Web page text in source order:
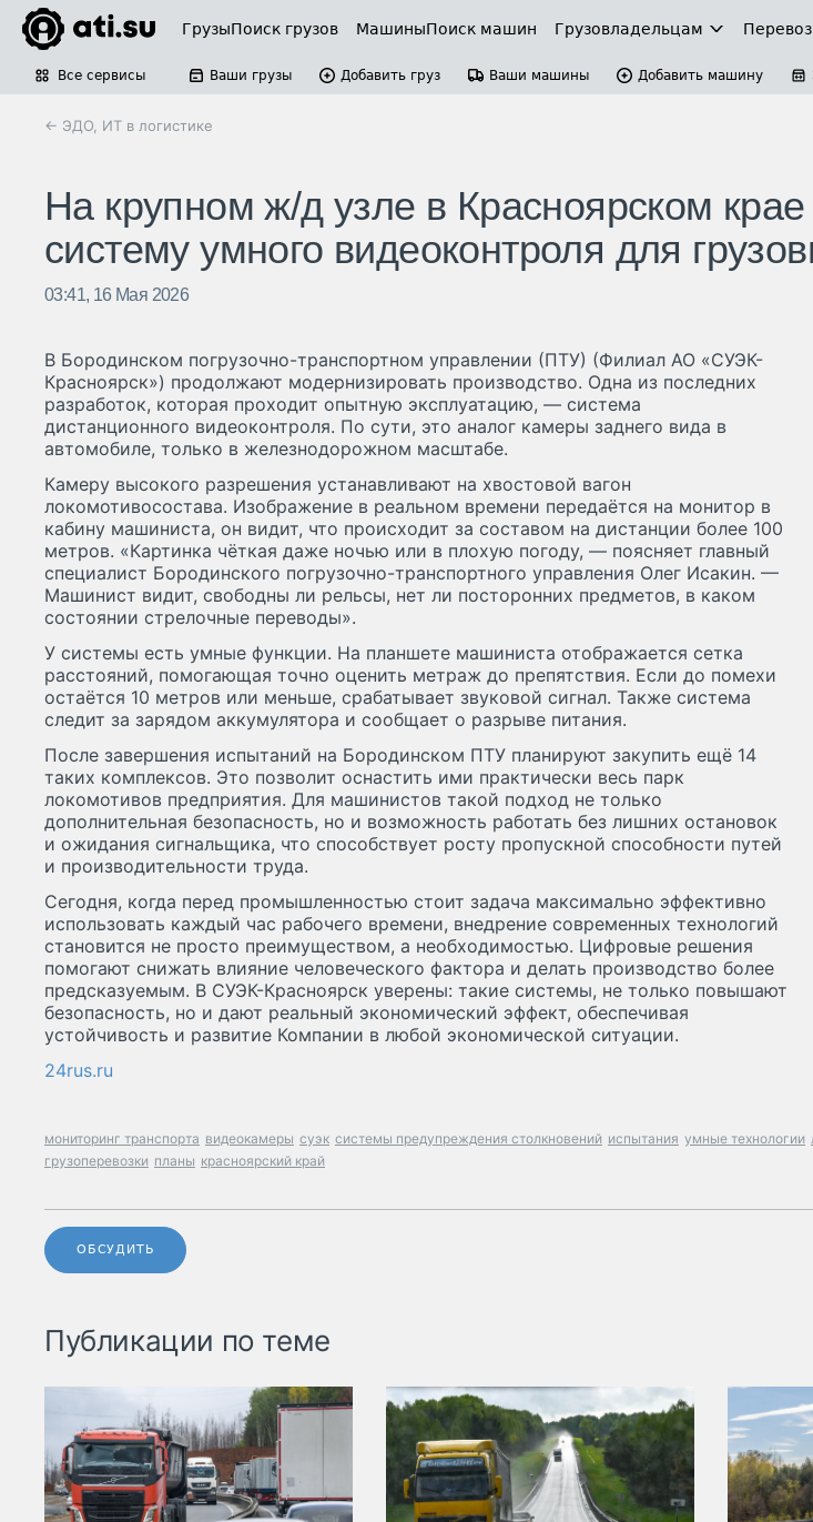
ГрузыПоиск грузов МашиныПоиск машин Грузовладельцам
Все сервисы Ваши грузы Добавить груз Ваши машины Добавить машину
← ЭДО, ИТ в логистике
На крупном ж/д узле в Красноярском крае
систему умного видеоконтроля для
03:41, 16 Мая 2026
В Бородинском погрузочно-транспортном управлении (ПТУ) (Филиал АО «СУЭК-
Красноярск») продолжают модернизировать производство. Одна из последних
разработок, которая проходит опытную эксплуатацию, — система
дистанционного видеоконтроля. По сути, это аналог камеры заднего вида в
автомобиле, только в железнодорожном масштабе.
Камеру высокого разрешения устанавливают на хвостовой вагон
локомотивосостава. Изображение в реальном времени передаётся на монитор в
кабину машиниста, он видит, что происходит за составом на дистанции более 100
метров. «Картинка чёткая даже ночью или в плохую погоду, — поясняет главный
специалист Бородинского погрузочно-транспортного управления Олег Исакин. —
Машинист видит, свободны ли рельсы, нет ли посторонних предметов, в каком
состоянии стрелочные переводы».
У системы есть умные функции. На планшете машиниста отображается сетка
расстояний, помогающая точно оценить метраж до препятствия. Если до помехи
остаётся 10 метров или меньше, срабатывает звуковой сигнал. Также система
следит за зарядом аккумулятора и сообщает о разрыве питания.
После завершения испытаний на Бородинском ПТУ планируют закупить ещё 14
таких комплексов. Это позволит оснастить ими практически весь парк
локомотивов предприятия. Для машинистов такой подход не только
дополнительная безопасность, но и возможность работать без лишних остановок
и ожидания сигнальщика, что способствует росту пропускной способности путей
и производительности труда.
Сегодня, когда перед промышленностью стоит задача максимально эффективно
использовать каждый час рабочего времени, внедрение современных технологий
становится не просто преимуществом, а необходимостью. Цифровые решения
помогают снижать влияние человеческого фактора и делать производство более
предсказуемым. В СУЭК-Красноярск уверены: такие системы, не только повышают
безопасность, но и дают реальный экономический эффект, обеспечивая
устойчивость и развитие Компании в любой экономической ситуации.
24rus.ru
мониторинг транспорта видеокамеры суэк системы предупреждения столкновений испытания умные технологии
грузоперевозки планы красноярский край
ОБСУДИТЬ
Публикации по теме